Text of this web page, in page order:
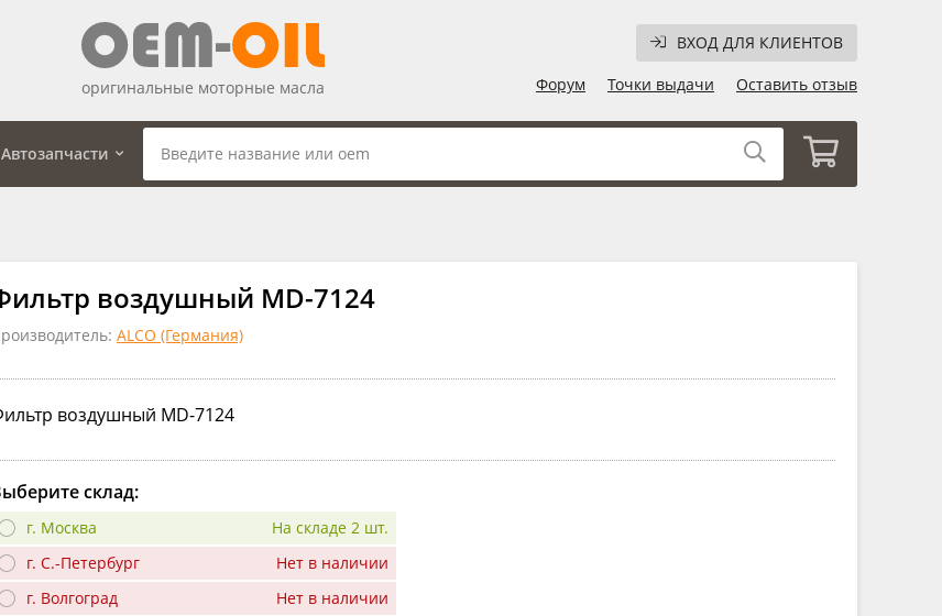
ВХОД ДЛЯ КЛИЕНТОВ
Форум
Точки выдачи Оставить отзыв
оригинальные моторные масла
Автозапчасти
воздушный MD-7124
ALCO (Германия)
воздушный MD-7124
склад:
г. Москва
На складе 2 шт.
г. С.-Петербург
Нет в наличии
г. Волгоград
Нет в наличии